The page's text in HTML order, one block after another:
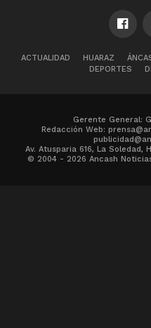
ACTUALIDAD HUARAZ
DEPORTES
Gerente General:
Redacción Web:
Av. Atusparia 616, La Soledad,
© 2004 - 2026 Ancash